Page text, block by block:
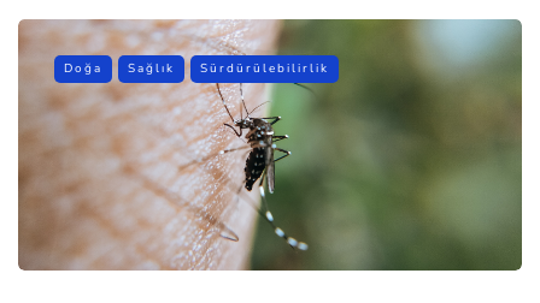
Doğa Sağlık Sürdürülebilirlik